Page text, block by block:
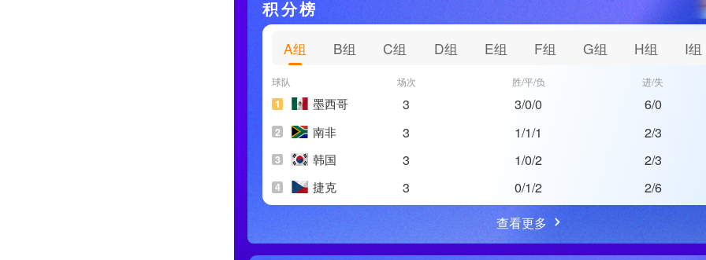
积分榜
A组 B组 C组 D组 E组 F组 G组 H组 I组
球队 场次 胜/平/负
进/失
1
墨西哥 3 3/0/0 6/0
2 南非 3 1/1/1 2/3
3 韩国 3 1/0/2 2/3
4 捷克 3 0/1/2
2/6
查看更多